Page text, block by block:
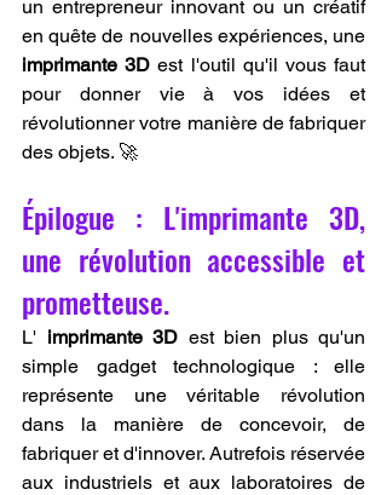
un entrepreneur innovant ou un créatif
imprimante 3D est l'outil qu'il vous faut
pour donner vie à vos idées et
révolutionner votre manière de fabriquer
des objets. 🚀
Épilogue : L'imprimante 3D,
une révolution accessible et
prometteuse.
L' imprimante 3D est bien plus qu'un
simple gadget technologique : elle
représente une véritable révolution
dans la manière de concevoir, de
fabriquer et d'innover. Autrefois réservée
aux industriels et aux laboratoires de